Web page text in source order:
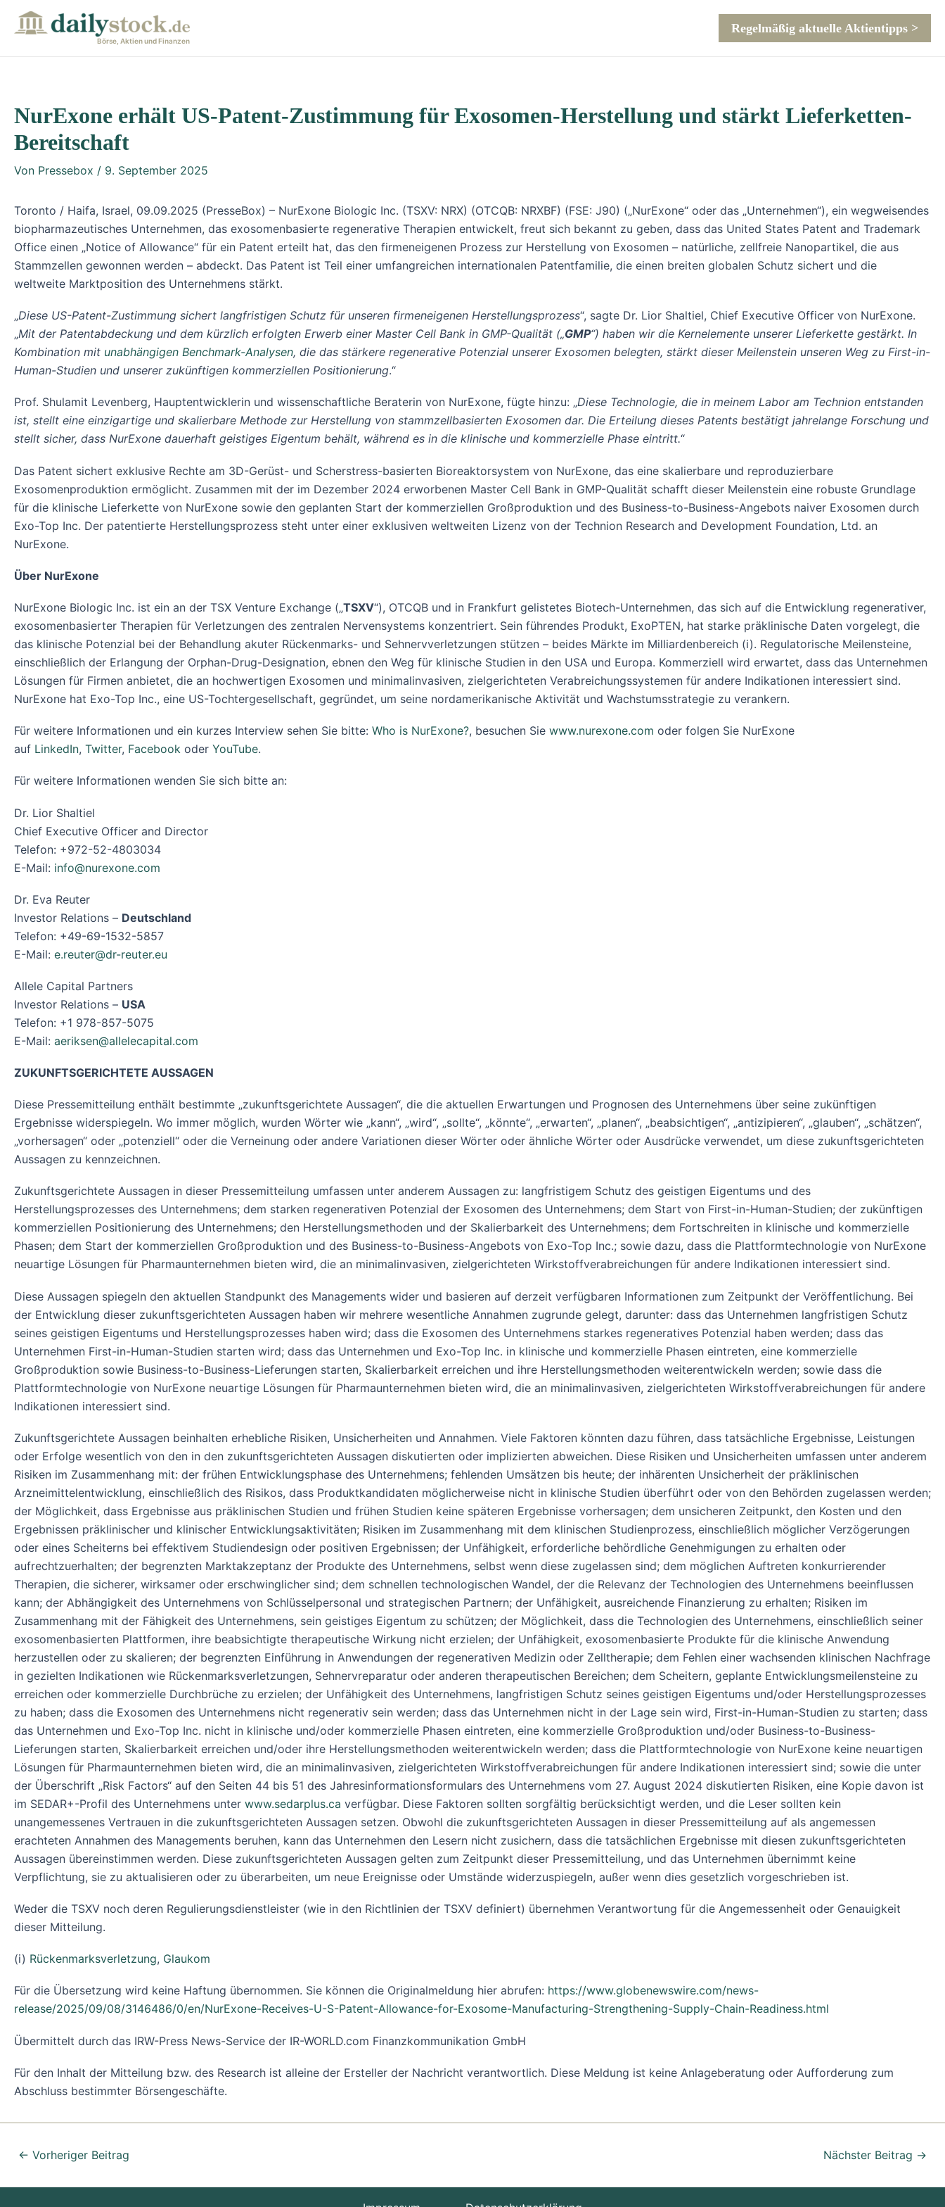
Inhalt
Börse, Aktien und Finanzen
Regelmäßig aktuelle Aktientipps >
NurExone erhält US-Patent-Zustimmung für Exosomen-Herstellung und stärkt Lieferketten-
Bereitschaft
Von Pressebox / 9. September 2025
Toronto / Haifa, Israel, 09.09.2025 (PresseBox) – NurExone Biologic Inc. (TSXV: NRX) (OTCQB: NRXBF) (FSE: J90) („NurExone“ oder das „Unternehmen“), ein wegweisendes
biopharmazeutisches Unternehmen, das exosomenbasierte regenerative Therapien entwickelt, freut sich bekannt zu geben, dass das United States Patent and Trademark
Office einen „Notice of Allowance“ für ein Patent erteilt hat, das den firmeneigenen Prozess zur Herstellung von Exosomen – natürliche, zellfreie Nanopartikel, die aus
Stammzellen gewonnen werden – abdeckt. Das Patent ist Teil einer umfangreichen internationalen Patentfamilie, die einen breiten globalen Schutz sichert und die
weltweite Marktposition des Unternehmens stärkt.
„Diese US-Patent-Zustimmung sichert langfristigen Schutz für unseren firmeneigenen Herstellungsprozess“, sagte Dr. Lior Shaltiel, Chief Executive Officer von NurExone.
„Mit der Patentabdeckung und dem kürzlich erfolgten Erwerb einer Master Cell Bank in GMP-Qualität („GMP“) haben wir die Kernelemente unserer Lieferkette gestärkt. In
Kombination mit unabhängigen Benchmark-Analysen, die das stärkere regenerative Potenzial unserer Exosomen belegten, stärkt dieser Meilenstein unseren Weg zu First-in-
Human-Studien und unserer zukünftigen kommerziellen Positionierung.“
Prof. Shulamit Levenberg, Hauptentwicklerin und wissenschaftliche Beraterin von NurExone, fügte hinzu: „Diese Technologie, die in meinem Labor am Technion entstanden
ist, stellt eine einzigartige und skalierbare Methode zur Herstellung von stammzellbasierten Exosomen dar. Die Erteilung dieses Patents bestätigt jahrelange Forschung und
stellt sicher, dass NurExone dauerhaft geistiges Eigentum behält, während es in die klinische und kommerzielle Phase eintritt.“
Das Patent sichert exklusive Rechte am 3D-Gerüst- und Scherstress-basierten Bioreaktorsystem von NurExone, das eine skalierbare und reproduzierbare
Exosomenproduktion ermöglicht. Zusammen mit der im Dezember 2024 erworbenen Master Cell Bank in GMP-Qualität schafft dieser Meilenstein eine robuste Grundlage
für die klinische Lieferkette von NurExone sowie den geplanten Start der kommerziellen Großproduktion und des Business-to-Business-Angebots naiver Exosomen durch
Exo-Top Inc. Der patentierte Herstellungsprozess steht unter einer exklusiven weltweiten Lizenz von der Technion Research and Development Foundation, Ltd. an
NurExone.
Über NurExone
NurExone Biologic Inc. ist ein an der TSX Venture Exchange („TSXV“), OTCQB und in Frankfurt gelistetes Biotech-Unternehmen, das sich auf die Entwicklung regenerativer,
exosomenbasierter Therapien für Verletzungen des zentralen Nervensystems konzentriert. Sein führendes Produkt, ExoPTEN, hat starke präklinische Daten vorgelegt, die
das klinische Potenzial bei der Behandlung akuter Rückenmarks- und Sehnervverletzungen stützen – beides Märkte im Milliardenbereich (i). Regulatorische Meilensteine,
einschließlich der Erlangung der Orphan-Drug-Designation, ebnen den Weg für klinische Studien in den USA und Europa. Kommerziell wird erwartet, dass das Unternehmen
Lösungen für Firmen anbietet, die an hochwertigen Exosomen und minimalinvasiven, zielgerichteten Verabreichungssystemen für andere Indikationen interessiert sind.
NurExone hat Exo-Top Inc., eine US-Tochtergesellschaft, gegründet, um seine nordamerikanische Aktivität und Wachstumsstrategie zu verankern.
Für weitere Informationen und ein kurzes Interview sehen Sie bitte: Who is NurExone?, besuchen Sie www.nurexone.com oder folgen Sie NurExone
auf LinkedIn, Twitter, Facebook oder YouTube.
Für weitere Informationen wenden Sie sich bitte an:
Dr. Lior Shaltiel
Chief Executive Officer and Director
Telefon: +972-52-4803034
E-Mail: info@nurexone.com
Dr. Eva Reuter
Investor Relations – Deutschland
Telefon: +49-69-1532-5857
E-Mail: e.reuter@dr-reuter.eu
Allele Capital Partners
Investor Relations – USA
Telefon: +1 978-857-5075
E-Mail: aeriksen@allelecapital.com
ZUKUNFTSGERICHTETE AUSSAGEN
Diese Pressemitteilung enthält bestimmte „zukunftsgerichtete Aussagen“, die die aktuellen Erwartungen und Prognosen des Unternehmens über seine zukünftigen
Ergebnisse widerspiegeln. Wo immer möglich, wurden Wörter wie „kann“, „wird“, „sollte“, „könnte“, „erwarten“, „planen“, „beabsichtigen“, „antizipieren“, „glauben“, „schätzen“,
„vorhersagen“ oder „potenziell“ oder die Verneinung oder andere Variationen dieser Wörter oder ähnliche Wörter oder Ausdrücke verwendet, um diese zukunftsgerichteten
Aussagen zu kennzeichnen.
Zukunftsgerichtete Aussagen in dieser Pressemitteilung umfassen unter anderem Aussagen zu: langfristigem Schutz des geistigen Eigentums und des
Herstellungsprozesses des Unternehmens; dem starken regenerativen Potenzial der Exosomen des Unternehmens; dem Start von First-in-Human-Studien; der zukünftigen
kommerziellen Positionierung des Unternehmens; den Herstellungsmethoden und der Skalierbarkeit des Unternehmens; dem Fortschreiten in klinische und kommerzielle
Phasen; dem Start der kommerziellen Großproduktion und des Business-to-Business-Angebots von Exo-Top Inc.; sowie dazu, dass die Plattformtechnologie von NurExone
neuartige Lösungen für Pharmaunternehmen bieten wird, die an minimalinvasiven, zielgerichteten Wirkstoffverabreichungen für andere Indikationen interessiert sind.
Diese Aussagen spiegeln den aktuellen Standpunkt des Managements wider und basieren auf derzeit verfügbaren Informationen zum Zeitpunkt der Veröffentlichung. Bei
der Entwicklung dieser zukunftsgerichteten Aussagen haben wir mehrere wesentliche Annahmen zugrunde gelegt, darunter: dass das Unternehmen langfristigen Schutz
seines geistigen Eigentums und Herstellungsprozesses haben wird; dass die Exosomen des Unternehmens starkes regeneratives Potenzial haben werden; dass das
Unternehmen First-in-Human-Studien starten wird; dass das Unternehmen und Exo-Top Inc. in klinische und kommerzielle Phasen eintreten, eine kommerzielle
Großproduktion sowie Business-to-Business-Lieferungen starten, Skalierbarkeit erreichen und ihre Herstellungsmethoden weiterentwickeln werden; sowie dass die
Plattformtechnologie von NurExone neuartige Lösungen für Pharmaunternehmen bieten wird, die an minimalinvasiven, zielgerichteten Wirkstoffverabreichungen für andere
Indikationen interessiert sind.
Zukunftsgerichtete Aussagen beinhalten erhebliche Risiken, Unsicherheiten und Annahmen. Viele Faktoren könnten dazu führen, dass tatsächliche Ergebnisse, Leistungen
oder Erfolge wesentlich von den in den zukunftsgerichteten Aussagen diskutierten oder implizierten abweichen. Diese Risiken und Unsicherheiten umfassen unter anderem
Risiken im Zusammenhang mit: der frühen Entwicklungsphase des Unternehmens; fehlenden Umsätzen bis heute; der inhärenten Unsicherheit der präklinischen
Arzneimittelentwicklung, einschließlich des Risikos, dass Produktkandidaten möglicherweise nicht in klinische Studien überführt oder von den Behörden zugelassen werden;
der Möglichkeit, dass Ergebnisse aus präklinischen Studien und frühen Studien keine späteren Ergebnisse vorhersagen; dem unsicheren Zeitpunkt, den Kosten und den
Ergebnissen präklinischer und klinischer Entwicklungsaktivitäten; Risiken im Zusammenhang mit dem klinischen Studienprozess, einschließlich möglicher Verzögerungen
oder eines Scheiterns bei effektivem Studiendesign oder positiven Ergebnissen; der Unfähigkeit, erforderliche behördliche Genehmigungen zu erhalten oder
aufrechtzuerhalten; der begrenzten Marktakzeptanz der Produkte des Unternehmens, selbst wenn diese zugelassen sind; dem möglichen Auftreten konkurrierender
Therapien, die sicherer, wirksamer oder erschwinglicher sind; dem schnellen technologischen Wandel, der die Relevanz der Technologien des Unternehmens beeinflussen
kann; der Abhängigkeit des Unternehmens von Schlüsselpersonal und strategischen Partnern; der Unfähigkeit, ausreichende Finanzierung zu erhalten; Risiken im
Zusammenhang mit der Fähigkeit des Unternehmens, sein geistiges Eigentum zu schützen; der Möglichkeit, dass die Technologien des Unternehmens, einschließlich seiner
exosomenbasierten Plattformen, ihre beabsichtigte therapeutische Wirkung nicht erzielen; der Unfähigkeit, exosomenbasierte Produkte für die klinische Anwendung
herzustellen oder zu skalieren; der begrenzten Einführung in Anwendungen der regenerativen Medizin oder Zelltherapie; dem Fehlen einer wachsenden klinischen Nachfrage
in gezielten Indikationen wie Rückenmarksverletzungen, Sehnervreparatur oder anderen therapeutischen Bereichen; dem Scheitern, geplante Entwicklungsmeilensteine zu
erreichen oder kommerzielle Durchbrüche zu erzielen; der Unfähigkeit des Unternehmens, langfristigen Schutz seines geistigen Eigentums und/oder Herstellungsprozesses
zu haben; dass die Exosomen des Unternehmens nicht regenerativ sein werden; dass das Unternehmen nicht in der Lage sein wird, First-in-Human-Studien zu starten; dass
das Unternehmen und Exo-Top Inc. nicht in klinische und/oder kommerzielle Phasen eintreten, eine kommerzielle Großproduktion und/oder Business-to-Business-
Lieferungen starten, Skalierbarkeit erreichen und/oder ihre Herstellungsmethoden weiterentwickeln werden; dass die Plattformtechnologie von NurExone keine neuartigen
Lösungen für Pharmaunternehmen bieten wird, die an minimalinvasiven, zielgerichteten Wirkstoffverabreichungen für andere Indikationen interessiert sind; sowie die unter
der Überschrift „Risk Factors“ auf den Seiten 44 bis 51 des Jahresinformationsformulars des Unternehmens vom 27. August 2024 diskutierten Risiken, eine Kopie davon ist
im SEDAR+-Profil des Unternehmens unter www.sedarplus.ca verfügbar. Diese Faktoren sollten sorgfältig berücksichtigt werden, und die Leser sollten kein
unangemessenes Vertrauen in die zukunftsgerichteten Aussagen setzen. Obwohl die zukunftsgerichteten Aussagen in dieser Pressemitteilung auf als angemessen
erachteten Annahmen des Managements beruhen, kann das Unternehmen den Lesern nicht zusichern, dass die tatsächlichen Ergebnisse mit diesen zukunftsgerichteten
Aussagen übereinstimmen werden. Diese zukunftsgerichteten Aussagen gelten zum Zeitpunkt dieser Pressemitteilung, und das Unternehmen übernimmt keine
Verpflichtung, sie zu aktualisieren oder zu überarbeiten, um neue Ereignisse oder Umstände widerzuspiegeln, außer wenn dies gesetzlich vorgeschrieben ist.
Weder die TSXV noch deren Regulierungsdienstleister (wie in den Richtlinien der TSXV definiert) übernehmen Verantwortung für die Angemessenheit oder Genauigkeit
dieser Mitteilung.
(i) Rückenmarksverletzung, Glaukom
Für die Übersetzung wird keine Haftung übernommen. Sie können die Originalmeldung hier abrufen: https://www.globenewswire.com/news-
release/2025/09/08/3146486/0/en/NurExone-Receives-U-S-Patent-Allowance-for-Exosome-Manufacturing-Strengthening-Supply-Chain-Readiness.html
Übermittelt durch das IRW-Press News-Service der IR-WORLD.com Finanzkommunikation GmbH
Für den Inhalt der Mitteilung bzw. des Research ist alleine der Ersteller der Nachricht verantwortlich. Diese Meldung ist keine Anlageberatung oder Aufforderung zum
Abschluss bestimmter Börsengeschäfte.
navigation
← Vorheriger Beitrag Nächster Beitrag →